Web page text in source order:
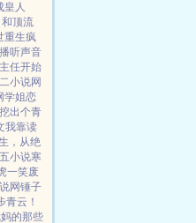
皇人
和顶流
重生疯
听声音
任开始
小说网
学姐恋
出个青
我靠读
，从绝
小说寒
一笑废
网锤子
青云！
的那些